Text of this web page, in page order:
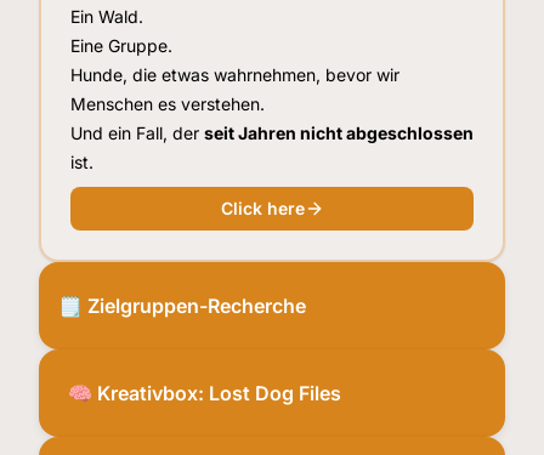
Ein Wald.
Eine Gruppe.
Hunde, die etwas wahrnehmen, bevor wir
Menschen es verstehen.
Und ein Fall, der seit Jahren nicht abgeschlossen
ist.
Click here
🗒️ Zielgruppen-Recherche
🧠 Kreativbox: Lost Dog Files